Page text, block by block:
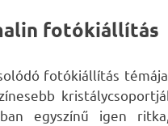
fotókiállítás
fotókiállítás
egyszínű igen